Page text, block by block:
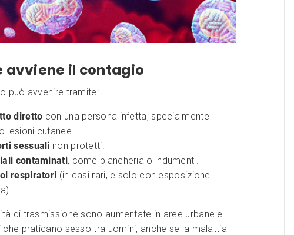
avviene il contagio
può avvenire tramite:
diretto con una persona infetta, specialmente
lesioni cutanee.
sessuali non protetti.
contaminati, come biancheria o indumenti.
respiratori (in casi rari, e solo con esposizione
di trasmissione sono aumentate in aree urbane e
che praticano sesso tra uomini, anche se la malattia